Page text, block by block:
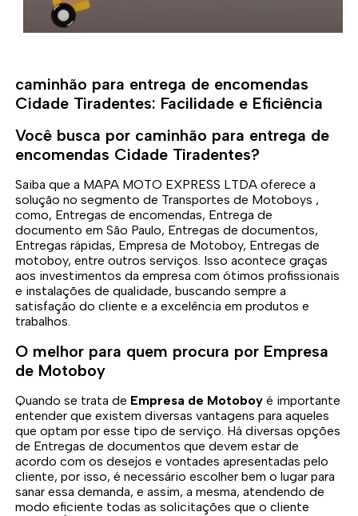
caminhão para entrega de encomendas
Cidade Tiradentes: Facilidade e Eficiência
Você busca por caminhão para entrega de
encomendas Cidade Tiradentes?
Saiba que a MAPA MOTO EXPRESS LTDA oferece a
solução no segmento de Transportes de Motoboys ,
como, Entregas de encomendas, Entrega de
documento em São Paulo, Entregas de documentos,
Entregas rápidas, Empresa de Motoboy, Entregas de
motoboy, entre outros serviços. Isso acontece graças
aos investimentos da empresa com ótimos profissionais
e instalações de qualidade, buscando sempre a
satisfação do cliente e a excelência em produtos e
trabalhos.
O melhor para quem procura por Empresa
de Motoboy
Quando se trata de Empresa de Motoboy é importante
entender que existem diversas vantagens para aqueles
que optam por esse tipo de serviço. Há diversas opções
de Entregas de documentos que devem estar de
acordo com os desejos e vontades apresentadas pelo
cliente, por isso, é necessário escolher bem o lugar para
sanar essa demanda, e assim, a mesma, atendendo de
modo eficiente todas as solicitações que o cliente